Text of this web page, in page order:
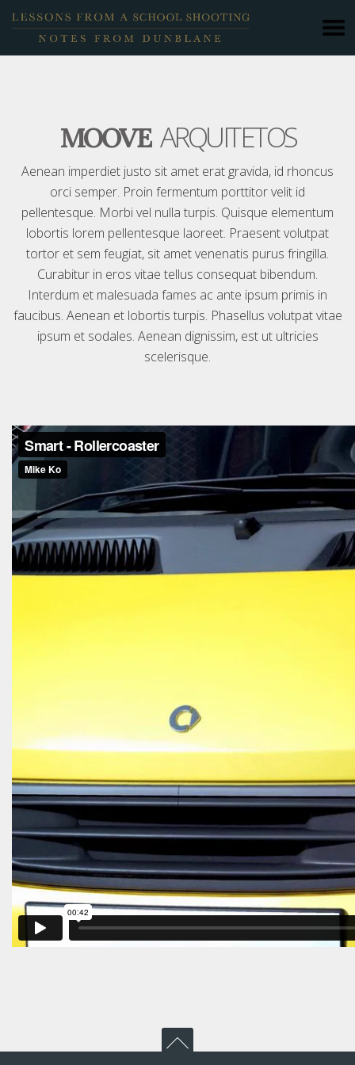
MOOVE ARQUITETOS
Aenean imperdiet justo sit amet erat gravida, id rhoncus
orci semper. Proin fermentum porttitor velit id
pellentesque. Morbi vel nulla turpis. Quisque elementum
lobortis lorem pellentesque laoreet. Praesent volutpat
tortor et sem feugiat, sit amet venenatis purus fringilla.
Curabitur in eros vitae tellus consequat bibendum.
Interdum et malesuada fames ac ante ipsum primis in
faucibus. Aenean et lobortis turpis. Phasellus volutpat vitae
ipsum et sodales. Aenean dignissim, est ut ultricies
scelerisque.